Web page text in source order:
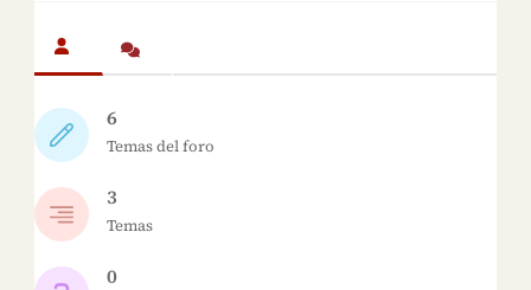
6
Temas del foro
3
Temas
0